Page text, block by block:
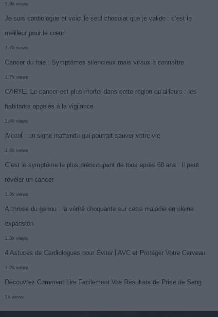
1.9k views
Je suis cardiologue et voici le seul chocolat que je valide : c’est le
meilleur pour le cœur
1.7k views
Cancer du foie : Symptômes silencieux mais vitaux à connaître
1.7k views
CARTE. Le cancer est plus mortel dans cette région qu’ailleurs : les
habitants appelés à la vigilance
1.4k views
Alcool : un signe inattendu qui pourrait sauver votre vie
1.4k views
C’est le symptôme le plus préoccupant de tous après 60 ans : il peut
révéler un cancer
1.3k views
Arthrose du genou : la vérité choquante sur cette maladie en pleine
expansion
1.3k views
4 Astuces de Cardiologues pour Éviter l’AVC et Protéger Votre Cerveau
1.2k views
Découvrez Comment Lire Facilement Vos Résultats de Prise de Sang
1k views